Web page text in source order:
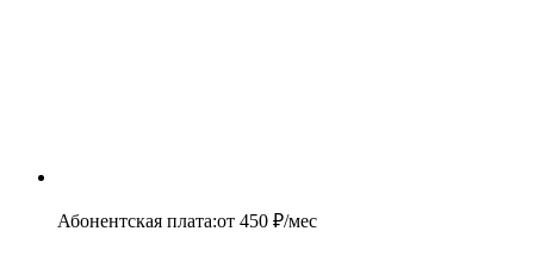
Абонентская плата:от 450 ₽/мес